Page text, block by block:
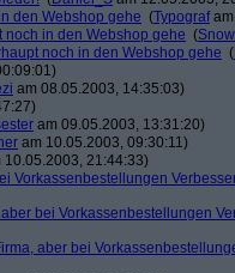
den Webshop gehe (Typografam
noch in den Webshop gehe (
noch in den Webshop gehe (
am 08.05.2003, 14:35:03)
am 09.05.2003, 13:31:20)
am 10.05.2003, 09:30:11)
10.05.2003, 21:44:33)
Vorkassenbestellungen
bei Vorkassenbestellungen
aber bei